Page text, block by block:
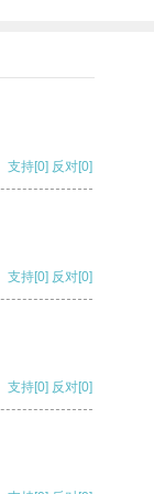
支持[0] 反对[0]
支持[0] 反对[0]
支持[0] 反对[0]